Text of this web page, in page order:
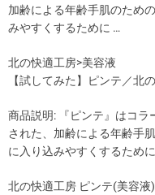
加齢による年齢手肌のため
みやすくするために …
北の快適工房>美容液
【試してみた】ピンテ／北
商品説明: 『ピンテ』はコ
された、加齢による年齢手
に入り込みやすくするため
北の快適工房 ピンテ(美容